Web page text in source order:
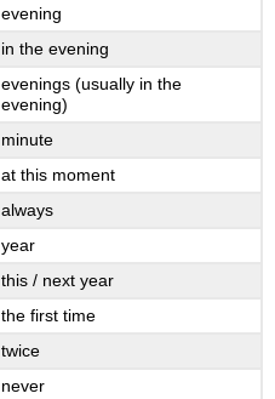
evening
in the evening
evenings (usually in the
evening)
minute
at this moment
always
year
this / next year
the first time
twice
never